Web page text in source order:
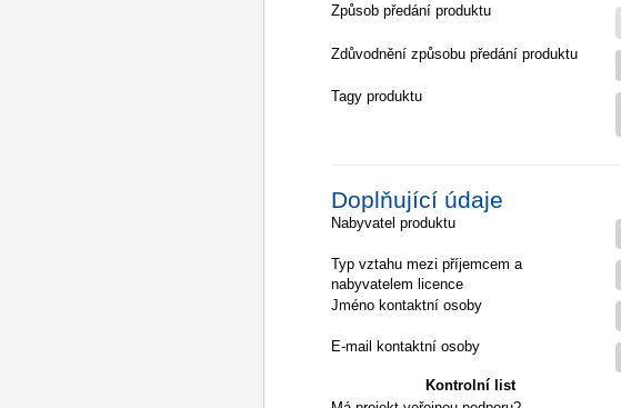
Způsob předání produktu
Zdůvodnění způsobu předání produktu
Tagy produktu
Doplňující údaje
Nabyvatel produktu
Typ vztahu mezi příjemcem a
nabyvatelem licence
Jméno kontaktní osoby
E-mail kontaktní osoby
Kontrolní list